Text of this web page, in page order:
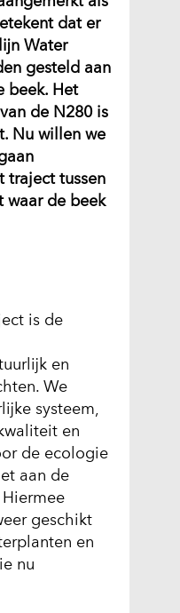
dat er
Water
gesteld aan
beek. Het
de N280 is
Nu willen we
traject tussen
waar de beek
is de
en
We
systeem,
en
de ecologie
aan de
geschikt
en
nu